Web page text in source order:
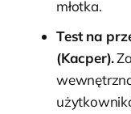
młotka.
Test na
(Kacper).